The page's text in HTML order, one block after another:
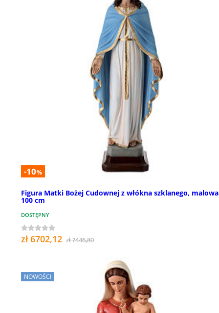
-10%
Figura Matki Bożej Cudownej z włókna szklanego,
100 cm
DOSTĘPNY
zł 6702,12 zł 7446,80
NOWOŚCI